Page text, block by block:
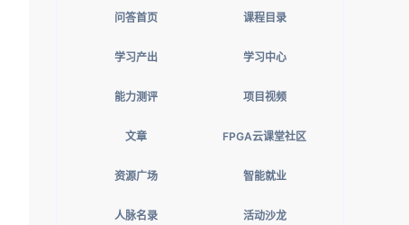
问答首页 课程目录
学习产出 学习中心
能力测评 项目视频
文章 FPGA云课堂社区
资源广场 智能就业
人脉名录 活动沙龙